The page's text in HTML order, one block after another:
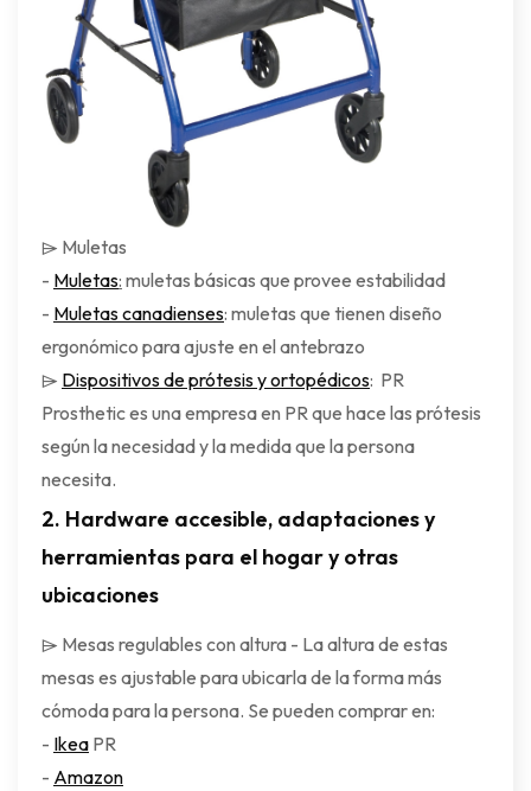
⌲ Muletas
- Muletas: muletas básicas que provee estabilidad
- Muletas canadienses: muletas que tienen diseño
ergonómico para ajuste en el antebrazo
⌲ Dispositivos de prótesis y ortopédicos: PR
Prosthetic es una empresa en PR que hace las prótesis
según la necesidad y la medida que la persona
necesita.
2. Hardware accesible, adaptaciones y
herramientas para el hogar y otras
ubicaciones
⌲ Mesas regulables con altura - La altura de estas
mesas es ajustable para ubicarla de la forma más
cómoda para la persona. Se pueden comprar en:
- Ikea PR
- Amazon